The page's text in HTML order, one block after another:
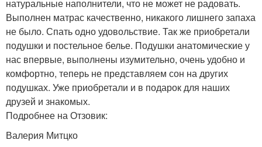
натуральные наполнители, что не может не радовать.
Выполнен матрас качественно, никакого лишнего запаха
не было. Спать одно удовольствие. Так же приобретали
подушки и постельное белье. Подушки анатомические у
нас впервые, выполнены изумительно, очень удобно и
комфортно, теперь не представляем сон на других
подушках. Уже приобретали и в подарок для наших
друзей и знакомых.
Подробнее на Отзовик:
Валерия Митцко